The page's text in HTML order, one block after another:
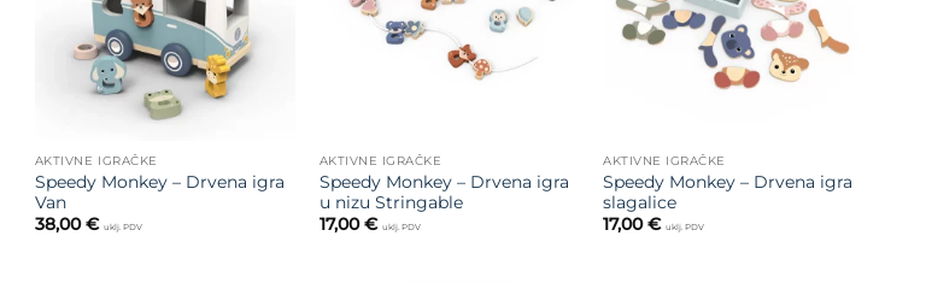
AKTIVNE IGRAČKE
Speedy Monkey – Drvena igra
Van
38,00€ uklj. PDV
AKTIVNE IGRAČKE
Speedy Monkey – Drvena igra
u nizu Stringable
17,00€ uklj. PDV
AKTIVNE IGRAČKE
Speedy Monkey – Drvena igra
slagalice
17,00€ uklj. PDV